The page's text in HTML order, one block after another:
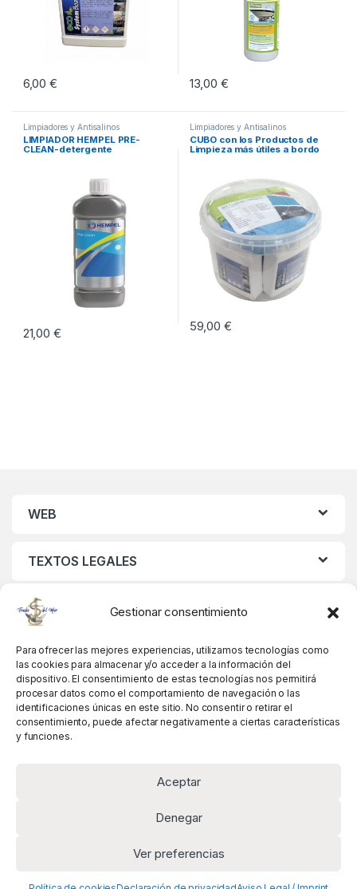
Gestionar consentimiento
Para ofrecer las mejores experiencias, utilizamos tecnologías como
las cookies para almacenar y/o acceder a la información del
dispositivo. El consentimiento de estas tecnologías nos permitirá
procesar datos como el comportamiento de navegación o las
identificaciones únicas en este sitio. No consentir o retirar el
consentimiento, puede afectar negativamente a ciertas características
y funciones.
Aceptar
Denegar
Ver preferencias
6,00€ 13,00 €
Limpiadores y Antisalinos
LIMPIADOR HEMPEL PRE-
CLEAN-detergente
21,00 €
Limpiadores y Antisalinos
CUBO con los Productos de
Limpieza más útiles a bordo
59,00 €
WEB
TEXTOS LEGALES
MIS DATOS
Alguna pregunta? Llámanos!
+34 981 845 358